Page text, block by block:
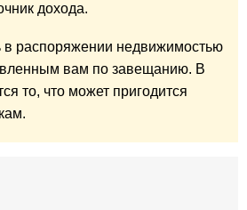
дохода.
в распоряжении недвижимостью
вам по завещанию. В
то, что может пригодится